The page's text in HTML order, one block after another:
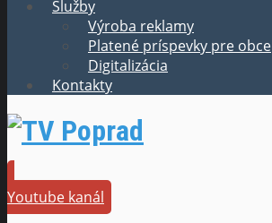
Služby
Výroba reklamy
Platené príspevky pre obce
Digitalizácia
Kontakty
Youtube kanál